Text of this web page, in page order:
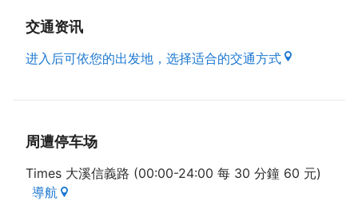
交通资讯
进入后可依您的出发地，选择适合的交通方式
周遭停车场
Times 大溪信義路 (00:00-24:00 每 30 分鐘 60 元)
導航